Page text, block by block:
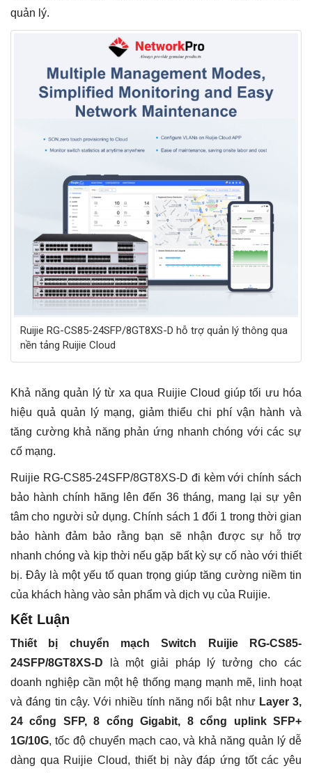
quản lý.
Ruijie RG-CS85-24SFP/8GT8XS-D hỗ trợ quản lý thông qua
nền tảng Ruijie Cloud
Khả năng quản lý từ xa qua Ruijie Cloud giúp tối ưu hóa
hiệu quả quản lý mạng, giảm thiểu chi phí vận hành và
tăng cường khả năng phản ứng nhanh chóng với các sự
cố mạng.
Ruijie RG-CS85-24SFP/8GT8XS-D đi kèm với chính sách
bảo hành chính hãng lên đến 36 tháng, mang lại sự yên
tâm cho người sử dụng. Chính sách 1 đổi 1 trong thời gian
bảo hành đảm bảo rằng bạn sẽ nhận được sự hỗ trợ
nhanh chóng và kịp thời nếu gặp bất kỳ sự cố nào với thiết
bị. Đây là một yếu tố quan trọng giúp tăng cường niềm tin
của khách hàng vào sản phẩm và dịch vụ của Ruijie.
Kết Luận
Thiết bị chuyển mạch Switch Ruijie RG-CS85-
24SFP/8GT8XS-D là một giải pháp lý tưởng cho các
doanh nghiệp cần một hệ thống mạng mạnh mẽ, linh hoạt
và đáng tin cậy. Với nhiều tính năng nổi bật như Layer 3,
24 cổng SFP, 8 cổng Gigabit, 8 cổng uplink SFP+
1G/10G, tốc độ chuyển mạch cao, và khả năng quản lý dễ
dàng qua Ruijie Cloud, thiết bị này đáp ứng tốt các yêu